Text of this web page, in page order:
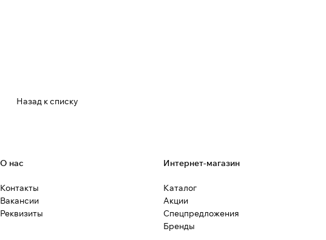
Назад к списку
О нас
Контакты
Вакансии
Реквизиты
Интернет-магазин
Каталог
Акции
Спецпредложения
Бренды